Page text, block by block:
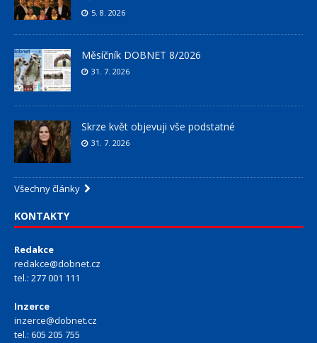
5. 8. 2026
Měsíčník DOBNET 8/2026
31. 7. 2026
Skrze květ objevuji vše podstatné
31. 7. 2026
Všechny články
KONTAKTY
Redakce
redakce@dobnet.cz
tel.: 277 001 111
Inzerce
inzerce@dobnet.cz
tel.: 605 205 755